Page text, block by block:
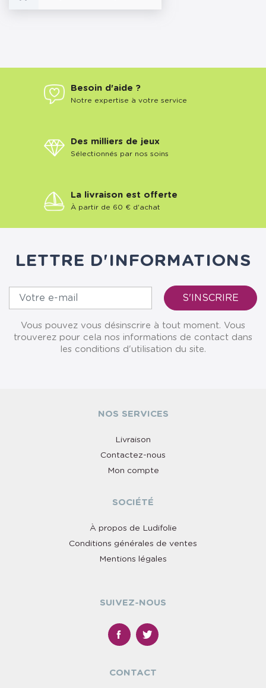
Besoin d'aide ?
Notre expertise à votre service
Des milliers de jeux
Sélectionnés par nos soins
La livraison est offerte
À partir de 60 € d'achat
LETTRE D'INFORMATIONS
Vous pouvez vous désinscrire à tout moment. Vous
trouverez pour cela nos informations de contact dans
les conditions d'utilisation du site.
NOS SERVICES
Livraison
Contactez-nous
Mon compte
SOCIÉTÉ
À propos de Ludifolie
Conditions générales de ventes
Mentions légales
SUIVEZ-NOUS
CONTACT